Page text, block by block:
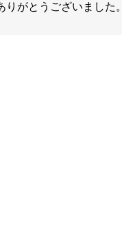
がとうございました。